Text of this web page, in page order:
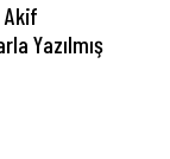
Akif
Yazılmış